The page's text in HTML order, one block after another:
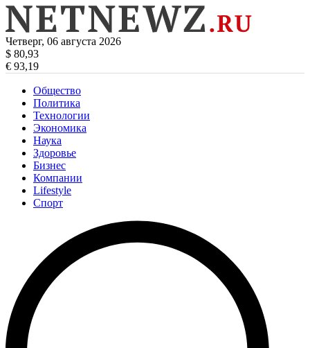
Четверг, 06 августа 2026
$ 80,93
€ 93,19
Общество
Политика
Технологии
Экономика
Наука
Здоровье
Бизнес
Компании
Lifestyle
Спорт